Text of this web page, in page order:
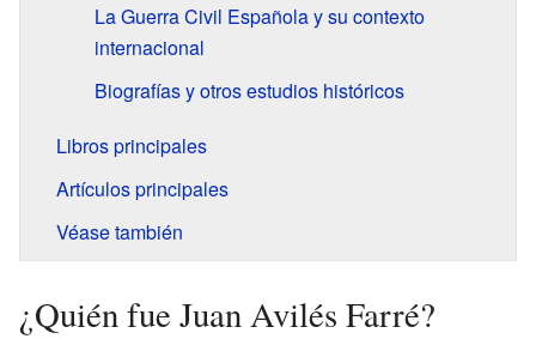
La Guerra Civil Española y su contexto
internacional
Biografías y otros estudios históricos
Libros principales
Artículos principales
Véase también
¿Quién fue Juan Avilés Farré?